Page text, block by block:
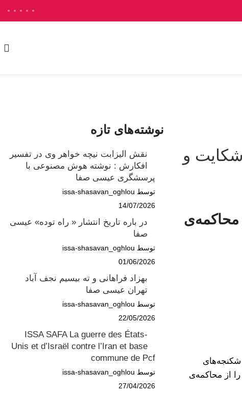
و
محاکمه‌ی
شکنجه‌های
از محاکمه‌ی
نوشته‌های تازه
نقش الیزابت نیچه خواهر وی در تفسیر
افکارش : نوشته هوش مصنوعی با
پرسشگری عیسی صفا
توسط issa-shasavan_oghlou
14/07/2026
در باره تاریخ انتشار « راه توده» عیسی
صفا
توسط issa-shasavan_oghlou
01/06/2026
بهزاد فراهانی و ته بیسیم نجف آباد
تهران عیسی صفا
توسط issa-shasavan_oghlou
22/05/2026
ISSA SAFA La guerre des États-
Unis et d’Israël contre l’Iran et base
commune de Pcf
توسط issa-shasavan_oghlou
27/04/2026